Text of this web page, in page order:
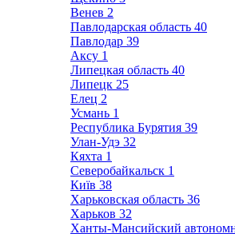
Венев 2
Павлодарская область 40
Павлодар 39
Аксу 1
Липецкая область 40
Липецк 25
Елец 2
Усмань 1
Республика Бурятия 39
Улан-Удэ 32
Кяхта 1
Северобайкальск 1
Київ 38
Харьковская область 36
Харьков 32
Ханты-Мансийский